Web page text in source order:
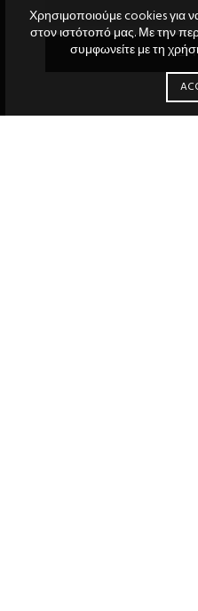
Χρησιμοποιούμε cookies για
στον ιστότοπό μας. Με την
συμφωνείτε με τη